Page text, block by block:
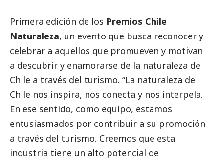
Primera edición de los Premios Chile
Naturaleza, un evento que busca reconocer y
celebrar a aquellos que promueven y motivan
a descubrir y enamorarse de la naturaleza de
Chile a través del turismo. “La naturaleza de
Chile nos inspira, nos conecta y nos interpela.
En ese sentido, como equipo, estamos
entusiasmados por contribuir a su promoción
a través del turismo. Creemos que esta
industria tiene un alto potencial de